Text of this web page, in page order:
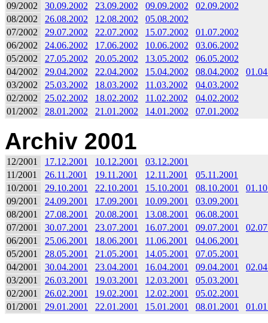
09/2002
30.09.2002 23.09.2002 09.09.2002
02.09.2002
08/2002
26.08.2002 12.08.2002
05.08.2002
07/2002
29.07.2002 22.07.2002 15.07.2002
01.07.2002
06/2002
24.06.2002 17.06.2002 10.06.2002
03.06.2002
05/2002
27.05.2002 20.05.2002 13.05.2002
06.05.2002
04/2002
29.04.2002 22.04.2002 15.04.2002 08.04.2002
03/2002
25.03.2002 18.03.2002 11.03.2002
04.03.2002
02/2002
25.02.2002 18.02.2002 11.02.2002
04.02.2002
01/2002
28.01.2002 21.01.2002 14.01.2002 07.01.2002
Archiv 2001
12/2001 17.12.2001 10.12.2001
03.12.2001
11/2001
26.11.2001 19.11.2001 12.11.2001
05.11.2001
10/2001
29.10.2001 22.10.2001 15.10.2001 08.10.2001
09/2001
24.09.2001 17.09.2001 10.09.2001
03.09.2001
08/2001
27.08.2001 20.08.2001 13.08.2001
06.08.2001
07/2001
30.07.2001 23.07.2001 16.07.2001 09.07.2001
06/2001
25.06.2001 18.06.2001 11.06.2001
04.06.2001
05/2001
28.05.2001 21.05.2001 14.05.2001
07.05.2001
04/2001
30.04.2001 23.04.2001 16.04.2001 09.04.2001
03/2001
26.03.2001 19.03.2001 12.03.2001
05.03.2001
02/2001
26.02.2001 19.02.2001 12.02.2001
05.02.2001
01/2001
29.01.2001 22.01.2001 15.01.2001 08.01.2001